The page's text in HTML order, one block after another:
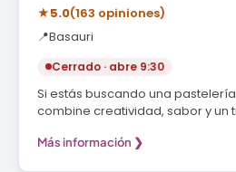
★5.0(163 opiniones)
📍Basauri
Cerrado · abre 9:30
Si estás buscando una
combine creatividad, sabor y un
Más información ❯